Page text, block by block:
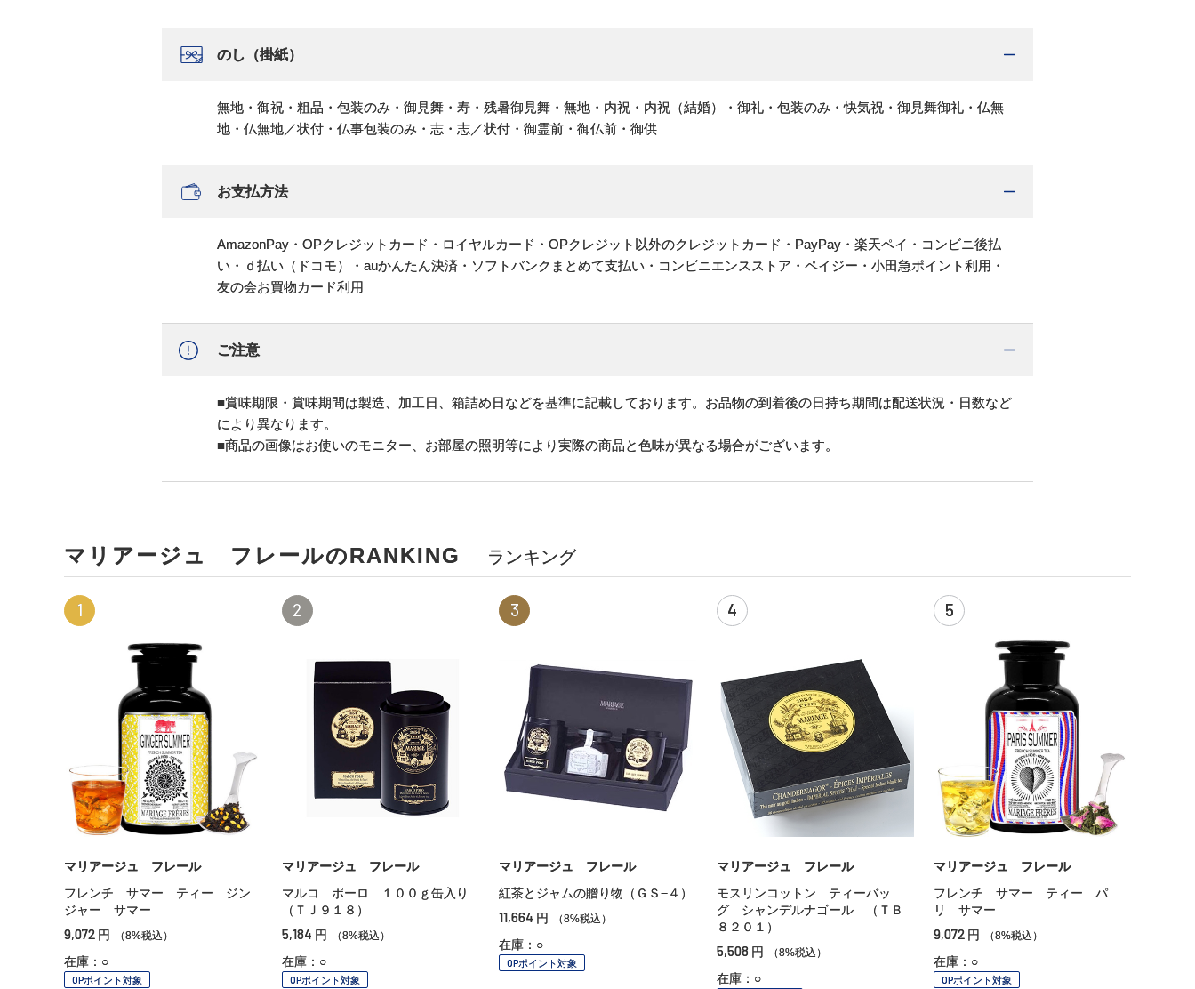
のし（掛紙）
無地・御祝・粗品・包装のみ・御見舞・寿・残暑御見舞・無地・内祝・内祝（結婚）・御礼・包装のみ・快気祝・御見舞御礼・仏無
地・仏無地／状付・仏事包装のみ・志・志／状付・御霊前・御仏前・御供
お支払方法
AmazonPay・OPクレジットカード・ロイヤルカード・OPクレジット以外のクレジットカード・PayPay・楽天ペイ・コンビニ後払
い・ｄ払い（ドコモ）・auかんたん決済・ソフトバンクまとめて支払い・コンビニエンスストア・ペイジー・小田急ポイント利用・
友の会お買物カード利用
ご注意
■賞味期限・賞味期間は製造、加工日、箱詰め日などを基準に記載しております。お品物の到着後の日持ち期間は配送状況・日数など
により異なります。
■商品の画像はお使いのモニター、お部屋の照明等により実際の商品と色味が異なる場合がございます。
マリアージュ フレールのRANKING ランキング
1
マリアージュ フレール
フレンチ サマー ティー ジン
ジャー サマー
9,072 円 （8%税込）
在庫：○
OPポイント対象
2
マリアージュ フレール
マルコ ポーロ １００ｇ缶入り
（ＴＪ９１８）
5,184 円 （8%税込）
在庫：○
OPポイント対象
3
マリアージュ フレール
紅茶とジャムの贈り物（ＧＳ−４）
11,664 円 （8%税込）
在庫：○
OPポイント対象
4
マリアージュ フレール
モスリンコットン ティーバッ
グ シャンデルナゴール （ＴＢ
８２０１）
5,508 円 （8%税込）
在庫：○
5
マリアージュ フレール
フレンチ サマー ティー パ
リ サマー
9,072 円 （8%税込）
在庫：○
OPポイント対象